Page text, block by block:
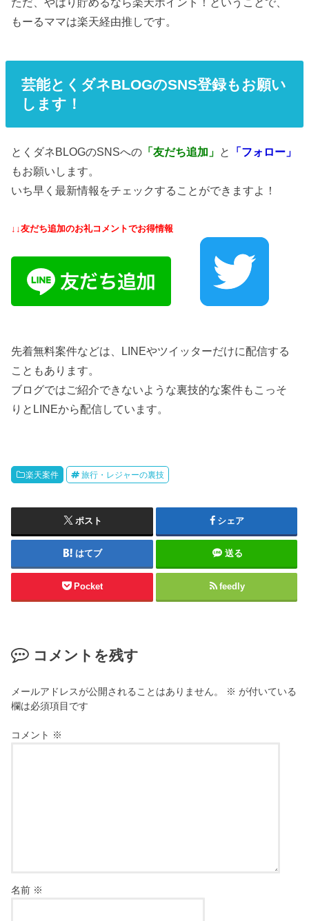
もーるママは楽天経由推しです。
芸能とくダネBLOGのSNS登録もお願い
します！
とくダネBLOGのSNSへの 「友だち追加」 と
「フォロー」
もお願いします。
いち早く最新情報をチェックすることができますよ！
↓↓友だち追加のお礼コメントでお得情報
先着無料案件などは、LINEやツイッターだけに配信する
こともあります。
ブログではご紹介できないような裏技的な案件もこっそ
りとLINEから配信しています。
楽天案件 旅行・レジャーの裏技
ポスト シェア
はてブ 送る
Pocket feedly
コメントを残す
メールアドレスが公開されることはありません。 ※ が付いている
欄は必須項目です
コメント ※
名前 ※